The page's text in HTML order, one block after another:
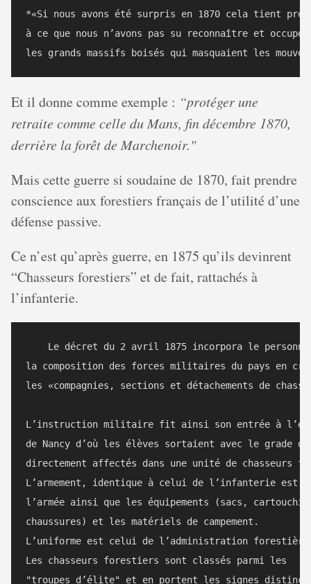
*«Si nous avons été surpris en 1870 cela tient
à ce que nous n’avons pas su reconnaître et
Et il donne comme exemple : “protéger une
retraite comme celle du Mans, fin décembre 1870,
derrière la forêt de Marchenoir."
Mais cette guerre si soudaine de 1870, fait prendre
conscience aux forestiers français de l’utilité d’une
défense passive.
Ce n’est qu’après guerre, en 1875 qu’ils devinrent
“Chasseurs forestiers” et de fait, rattachés à
l’infanterie.
Le décret du 2 avril 1875 incorpora le
la composition des forces militaires du pays en
les «compagnies, sections et détachements de
L’instruction militaire fit ainsi son entrée à
de Nancy d’où les élèves sortaient avec le grade
directement affectés dans une unité de chasseurs
L’armement, identique à celui de l’infanterie est
l’armée ainsi que les équipements (sacs,
chaussures) et les matériels de campement.
L’uniforme est celui de l’administration
Les chasseurs forestiers sont classés parmi les
"troupes d’élite" et en portent les signes